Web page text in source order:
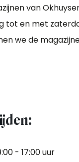
van
tot en met
we de
- 17:00 uur